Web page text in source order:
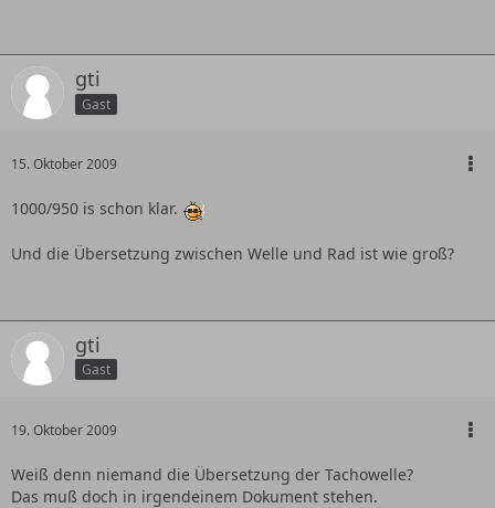
gti
Gast
15. Oktober 2009
1000/950 is schon klar.
Und die Übersetzung zwischen Welle und Rad ist wie groß?
gti
Gast
19. Oktober 2009
Weiß denn niemand die Übersetzung der Tachowelle?
Das muß doch in irgendeinem Dokument stehen.